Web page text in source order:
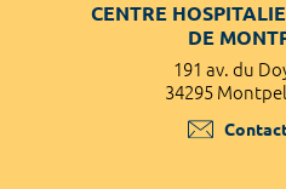
CENTRE
DE
191 av. du
34295